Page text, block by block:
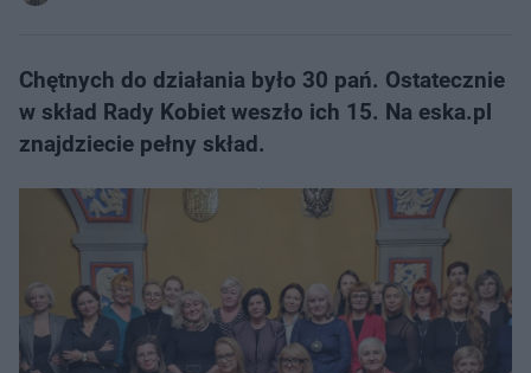
Chętnych do działania było 30 pań. Ostatecznie
w skład Rady Kobiet weszło ich 15. Na eska.pl
znajdziecie pełny skład.